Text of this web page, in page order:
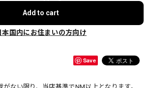
Add to cart
本国内にお住まいの方向け
Save